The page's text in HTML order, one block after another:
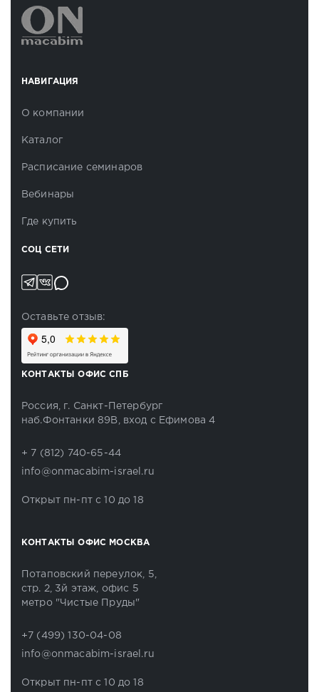
НАВИГАЦИЯ
О компании
Каталог
Расписание семинаров
Вебинары
Где купить
КОНТАКТЫ ОФИС СПБ
Россия, г. Санкт-Петербург
наб.Фонтанки 89В, вход с Ефимова 4
+ 7 (812) 740-65-44
info@onmacabim-israel.ru
Открыт пн-пт с 10 до 18
КОНТАКТЫ ОФИС МОСКВА
Потаповский переулок, 5,
стр. 2, 3й этаж, офис 5
метро "Чистые Пруды"
+7 (499) 130-04-08
info@onmacabim-israel.ru
Открыт пн-пт с 10 до 18
СОЦ СЕТИ
Оставьте отзыв: